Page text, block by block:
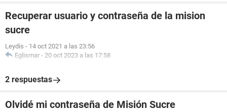
Recuperar usuario y contraseña de la mision
sucre
Leydis - 14 oct 2021 a las 23:56
Eglismar - 20 oct 2023 a las 17:58
2 respuestas
Olvidé mi contraseña de Misión Sucre